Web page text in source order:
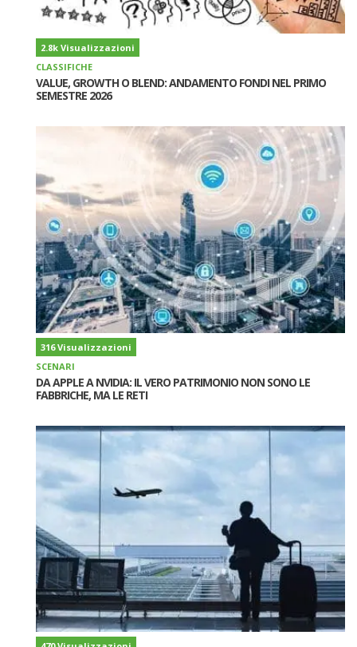
2.8k Visualizzazioni
CLASSIFICHE
VALUE, GROWTH O BLEND: ANDAMENTO FONDI NEL PRIMO
SEMESTRE 2026
316 Visualizzazioni
SCENARI
DA APPLE A NVIDIA: IL VERO PATRIMONIO NON SONO LE
FABBRICHE, MA LE RETI